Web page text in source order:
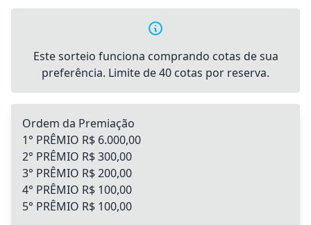
Este sorteio funciona comprando cotas de sua
preferência. Limite de 40 cotas por reserva.
Ordem da Premiação
1° PRÊMIO R$ 6.000,00
2° PRÊMIO R$ 300,00
3° PRÊMIO R$ 200,00
4° PRÊMIO R$ 100,00
5° PRÊMIO R$ 100,00